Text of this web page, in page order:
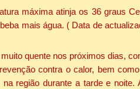
máxima atinja os 36 graus
mais água. ( Data de
quente nos próximos dias,
contra o calor, bem
região durante a tarde e noite.